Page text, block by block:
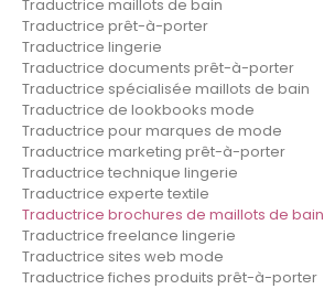
Traductrice maillots de bain
Traductrice prêt-à-porter
Traductrice lingerie
Traductrice documents prêt-à-porter
Traductrice spécialisée maillots de bain
Traductrice de lookbooks mode
Traductrice pour marques de mode
Traductrice marketing prêt-à-porter
Traductrice technique lingerie
Traductrice experte textile
Traductrice brochures de maillots de bain
Traductrice freelance lingerie
Traductrice sites web mode
Traductrice fiches produits prêt-à-porter